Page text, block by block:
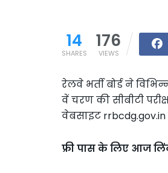
14
SHARES
176
VIEWS
रेलवे भर्ती बोर्ड ने
वें चरण की सीबीटी
वेबसाइट
फ्री पास के लिए आज